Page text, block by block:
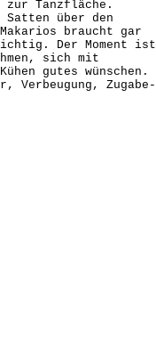
Tanzfläche.
über den
braucht gar
Der Moment ist
sich mit
gutes wünschen.
Zugabe-